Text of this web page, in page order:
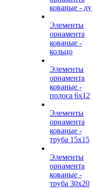
кованые -
Элементы
орнамента
кованые -
кольцо
Элементы
орнамента
кованые -
полоса 6х12
Элементы
орнамента
кованые -
труба 15х15
Элементы
орнамента
кованые -
труба 30х20